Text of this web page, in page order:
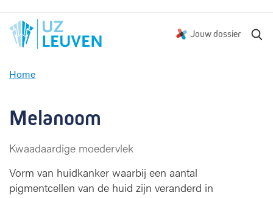
Jouw dossier
Home
l
a
o
m
Melanoom
Kwaadaardige moedervlek
Vorm van huidkanker waarbij een aantal
pigmentcellen van de huid zijn veranderd in